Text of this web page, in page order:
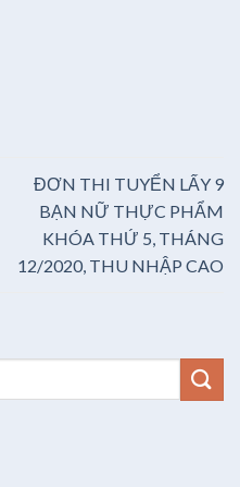
ĐƠN THI TUYỂN LẤY 9
BẠN NỮ THỰC PHẨM
KHÓA THỨ 5, THÁNG
12/2020, THU NHẬP CAO